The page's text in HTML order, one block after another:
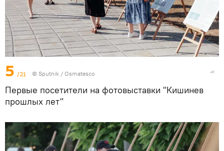
5 /21 © Sputnik / Osmatesco
Первые посетители на фотовыставки "Кишинев
прошлых лет"